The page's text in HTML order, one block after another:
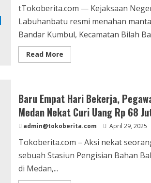
tTokoberita.com — Kejaksaan
Labuhanbatu resmi menahan
Bandar Kumbul, Kecamatan Bilah
Read MoreRead
more
Desa:
Mantan
Kades
di
Labuhanbatu
Ditahan
Dugaan
Rp1,6
Baru Empat Hari Bekerja,
Medan Nekat Curi Uang Rp 68
admin@tokoberita.com April 29, 2025
Tokoberita.com – Aksi nekat
sebuah Stasiun Pengisian Bahan
di Medan,...